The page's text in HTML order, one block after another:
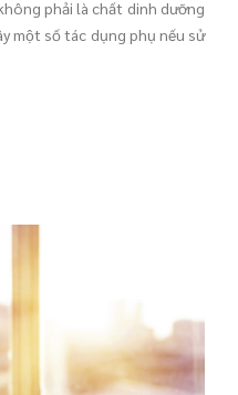
phải là chất dinh dưỡng
một số tác dụng phụ nếu sử